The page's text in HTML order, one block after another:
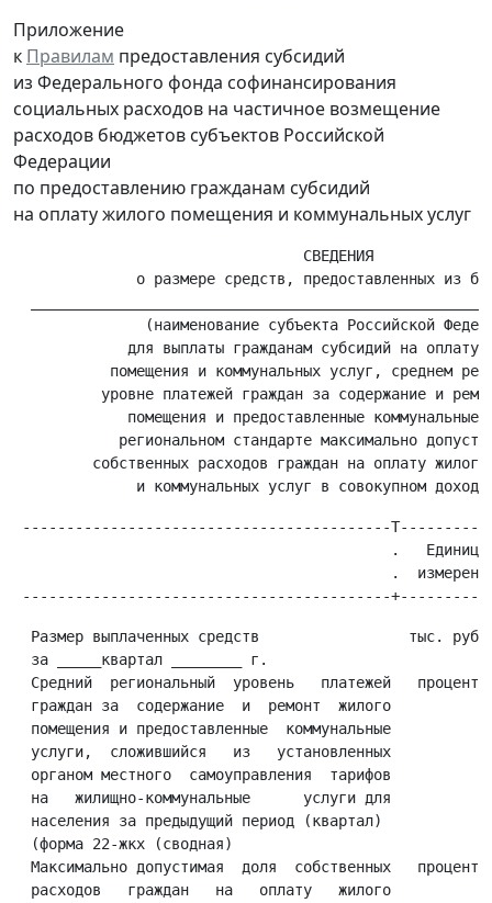
Приложение
к Правилам предоставления субсидий
из Федерального фонда софинансирования
социальных расходов на частичное возмещение
расходов бюджетов субъектов Российской
Федерации
по предоставлению гражданам субсидий
на оплату жилого помещения и коммунальных услуг
                                 СВЕДЕНИЯ
о размере средств, предоставленных из
(наименование субъекта Российской
для выплаты гражданам субсидий на оплату
помещения и коммунальных услуг, среднем
уровне платежей граждан за содержание и
помещения и предоставленные коммунальные
региональном стандарте максимально
собственных расходов граждан на оплату
------------------------------------------
.
.
Размер выплаченных средств                 тыс.
  за _____квартал ________ г.
Средний  региональный  уровень   платежей
  граждан за  содержание  и  ремонт  жилого
  помещения и предоставленные  коммунальные
  услуги,  сложившийся   из   установленных
  органом местного  самоуправления  тарифов
  на   жилищно-коммунальные      услуги для
  населения за предыдущий период (квартал)
  (форма 22-жкх (сводная)
Максимально допустимая  доля  собственных
  расходов   граждан   на   оплату   жилого